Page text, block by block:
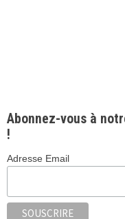
Abonnez-vous à
!
Adresse Email